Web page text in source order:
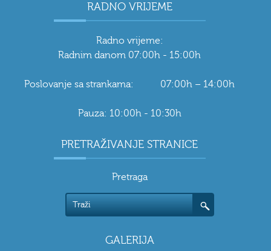
RADNO VRIJEME
Radno vrijeme:
Radnim danom 07:00h - 15:00h
Poslovanje sa strankama: 07:00h – 14:00h
Pauza: 10:00h - 10:30h
PRETRAŽIVANJE STRANICE
Pretraga
GALERIJA